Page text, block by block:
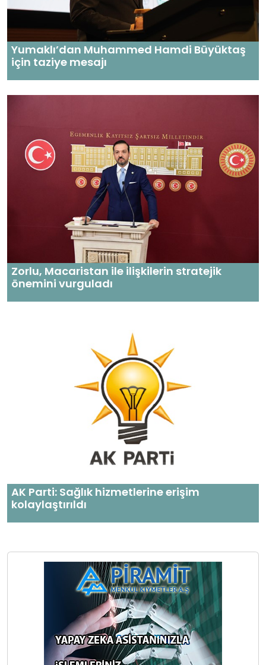
Yumaklı’dan Muhammed Hamdi Büyüktaş
için taziye mesajı
Zorlu, Macaristan ile ilişkilerin stratejik
önemini vurguladı
AK Parti: Sağlık hizmetlerine erişim
kolaylaştırıldı